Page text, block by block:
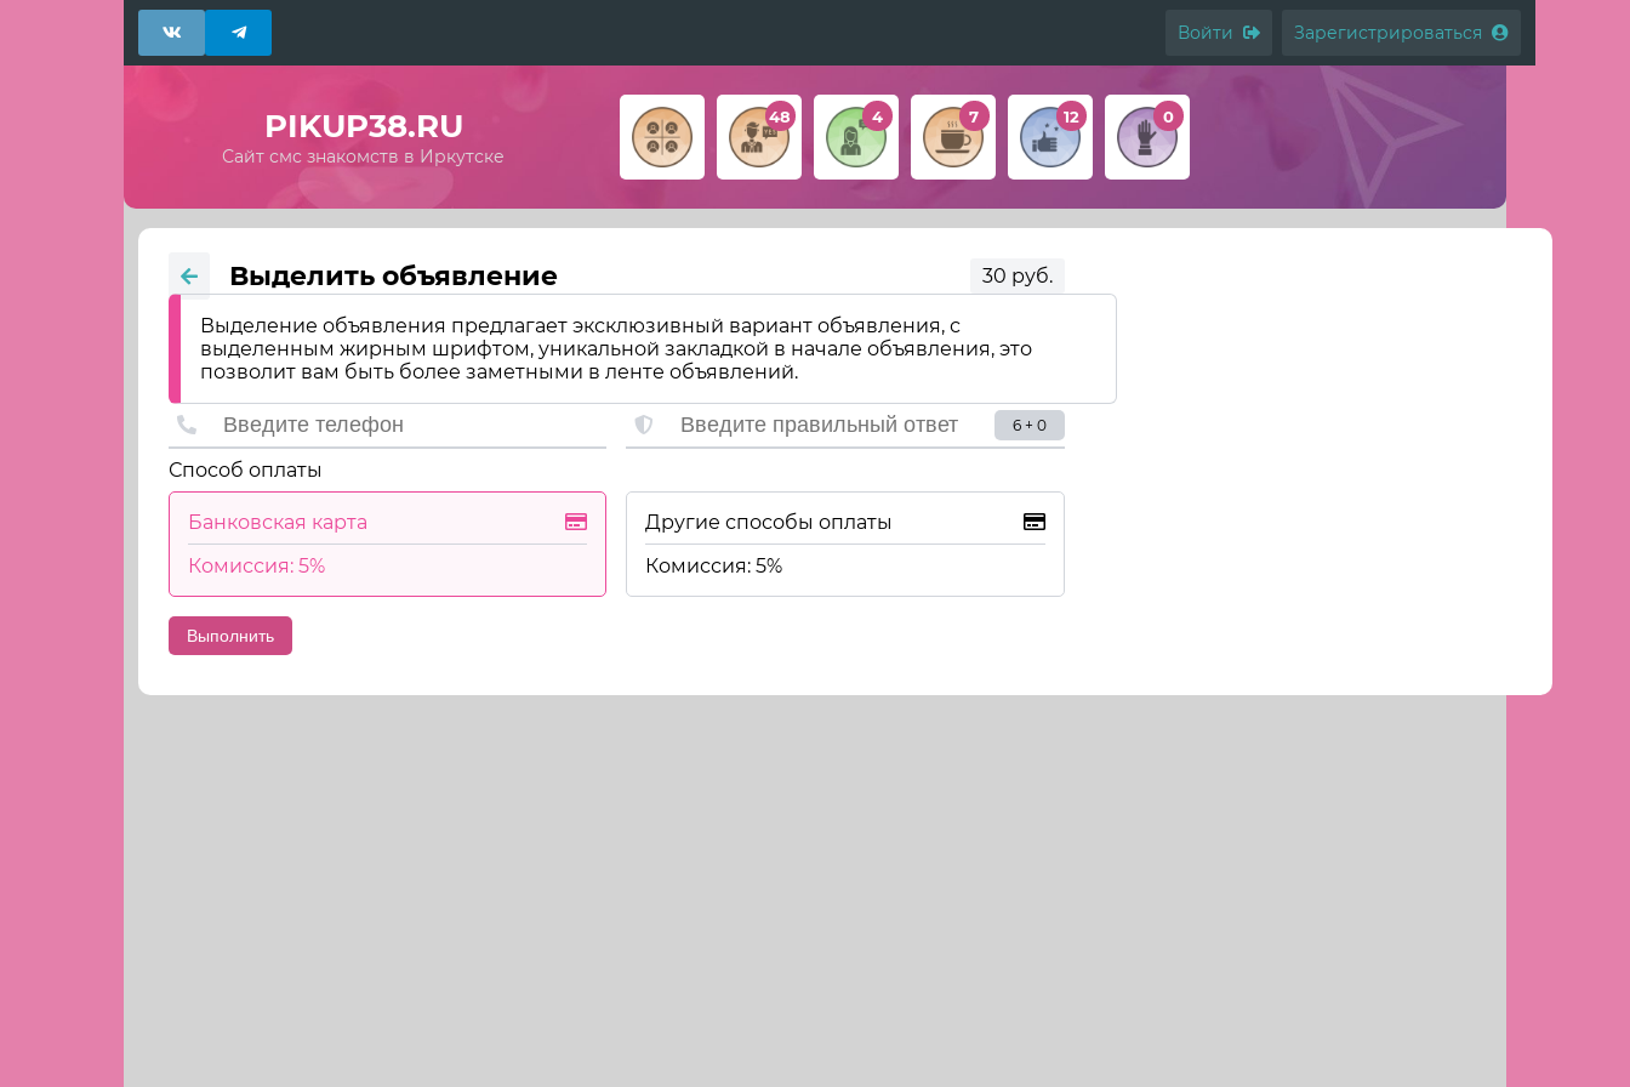
Войти Зарегистрироваться
PIKUP38.RU
Сайт смс знакомств в Иркутске
48 4 7 12 0
Выделить объявление 30 руб.
Выделение объявления предлагает эксклюзивный вариант объявления, с
выделенным жирным шрифтом, уникальной закладкой в начале объявления, это
позволит вам быть более заметными в ленте объявлений.
6 + 0
Способ оплаты
Банковская карта
Комиссия: 5%
Другие способы оплаты
Комиссия: 5%